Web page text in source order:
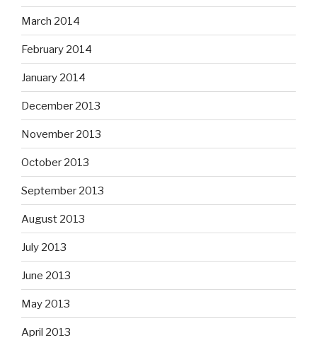
March 2014
February 2014
January 2014
December 2013
November 2013
October 2013
September 2013
August 2013
July 2013
June 2013
May 2013
April 2013